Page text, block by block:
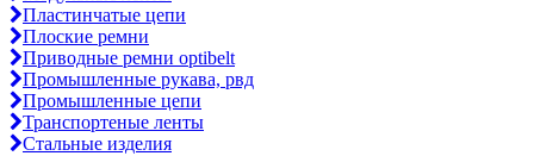
Пластинчатые цепи
Плоские ремни
Приводные ремни optibelt
Промышленные рукава, рвд
Промышленные цепи
Транспортеные ленты
Стальные изделия